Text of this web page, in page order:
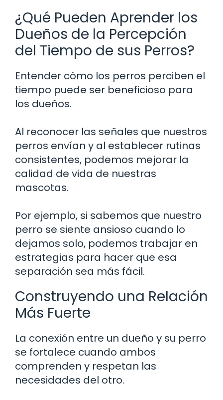
¿Qué Pueden Aprender los
Dueños de la Percepción
del Tiempo de sus Perros?
Entender cómo los perros perciben el
tiempo puede ser beneficioso para
los dueños.
Al reconocer las señales que nuestros
perros envían y al establecer rutinas
consistentes, podemos mejorar la
calidad de vida de nuestras
mascotas.
Por ejemplo, si sabemos que nuestro
perro se siente ansioso cuando lo
dejamos solo, podemos trabajar en
estrategias para hacer que esa
separación sea más fácil.
Construyendo una Relación
Más Fuerte
La conexión entre un dueño y su perro
se fortalece cuando ambos
comprenden y respetan las
necesidades del otro.